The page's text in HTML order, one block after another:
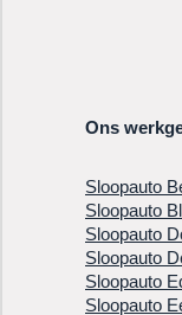
Ons
Sloopauto
Sloopauto
Sloopauto
Sloopauto
Sloopauto
Sloopauto